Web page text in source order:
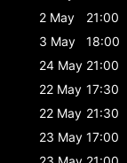
2 May
21:00
3 May
18:00
24 May 21:00
22 May 17:30
22 May 21:30
23 May 17:00